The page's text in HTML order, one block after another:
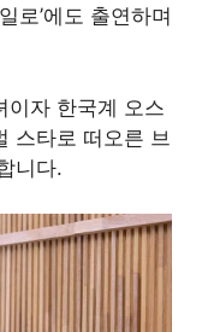
로’에도 출연하며
이자 한국계 오스
스타로 떠오른 브
니다.